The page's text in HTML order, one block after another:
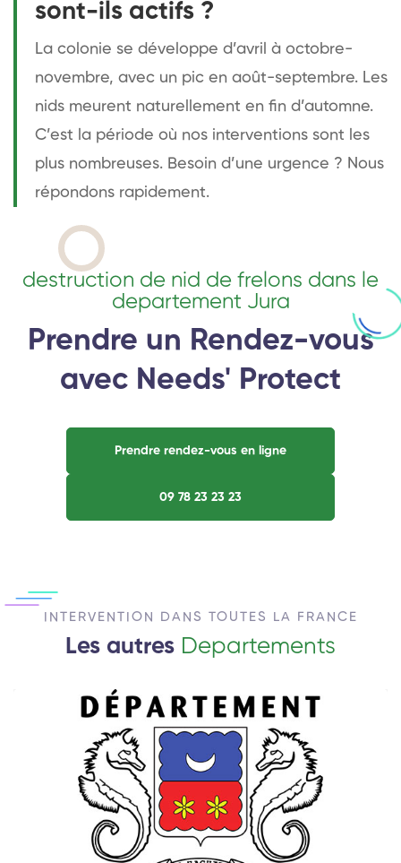
sont-ils actifs ?
La colonie se développe d’avril à octobre-
novembre, avec un pic en août-septembre. Les
nids meurent naturellement en fin d’automne.
C’est la période où nos interventions sont les
plus nombreuses. Besoin d’une urgence ? Nous
répondons rapidement.
destruction de nid de frelons dans le
departement Jura
Prendre un Rendez-vous
avec Needs' Protect
Prendre rendez-vous en ligne
09 78 23 23 23
INTERVENTION DANS TOUTES LA FRANCE
Les autres Departements